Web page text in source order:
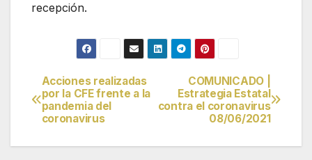
recepción.
Navegación
de
entradas
COMUNICADO |
Estrategia Estatal
contra el coronavirus
08/06/2021
Acciones realizadas
por la CFE frente a la
pandemia del
coronavirus